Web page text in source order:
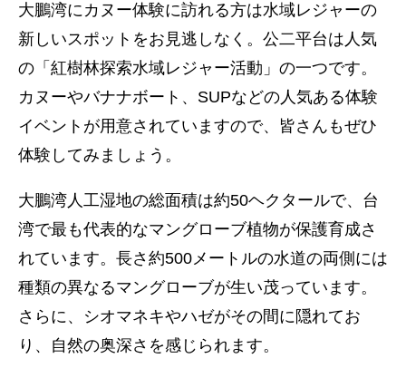
大鵬湾にカヌー体験に訪れる方は水域レジャーの
新しいスポットをお見逃しなく。公二平台は人気
の「紅樹林探索水域レジャー活動」の一つです。
カヌーやバナナボート、SUPなどの人気ある体験
イベントが用意されていますので、皆さんもぜひ
体験してみましょう。
大鵬湾人工湿地の総面積は約50ヘクタールで、台
湾で最も代表的なマングローブ植物が保護育成さ
れています。長さ約500メートルの水道の両側には
種類の異なるマングローブが生い茂っています。
さらに、シオマネキやハゼがその間に隠れてお
り、自然の奥深さを感じられます。